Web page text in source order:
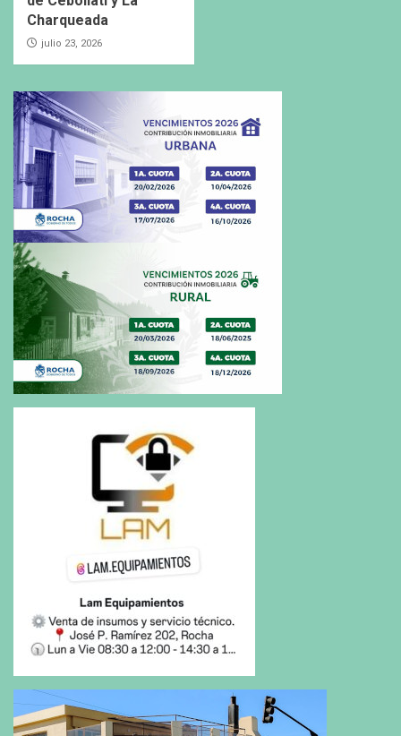
Charqueada
julio 23, 2026